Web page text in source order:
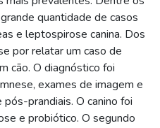
quantidade de casos
e leptospirose canina. Dos
por relatar um caso de
cão. O diagnóstico foi
exames de imagem e
prandiais. O canino foi
e probiótico. O segundo